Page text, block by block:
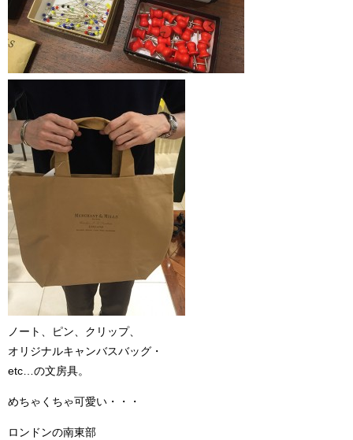
ノート、ピン、クリップ、
オリジナルキャンバスバッグ・
etc…の文房具。
めちゃくちゃ可愛い・・・
ロンドンの南東部